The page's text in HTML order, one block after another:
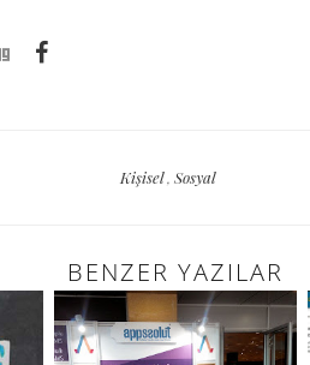
Kişisel,Sosyal
BENZER YAZILAR